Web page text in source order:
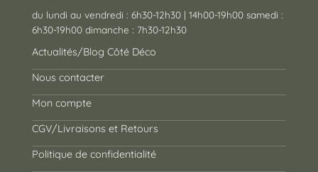
du lundi au vendredi : 6h30-12h30 | 14h00-19h00 samedi :
6h30-19h00 dimanche : 7h30-12h30
Actualités/Blog Côté Déco
Nous contacter
Mon compte
CGV/Livraisons et Retours
Politique de confidentialité